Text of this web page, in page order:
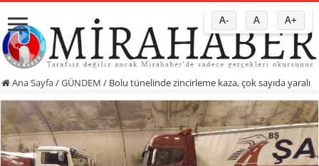
Ana Sayfa/GÜNDEM / Bolu tünelinde zincirleme kaza, çok sayıda yaralı
A- A A+